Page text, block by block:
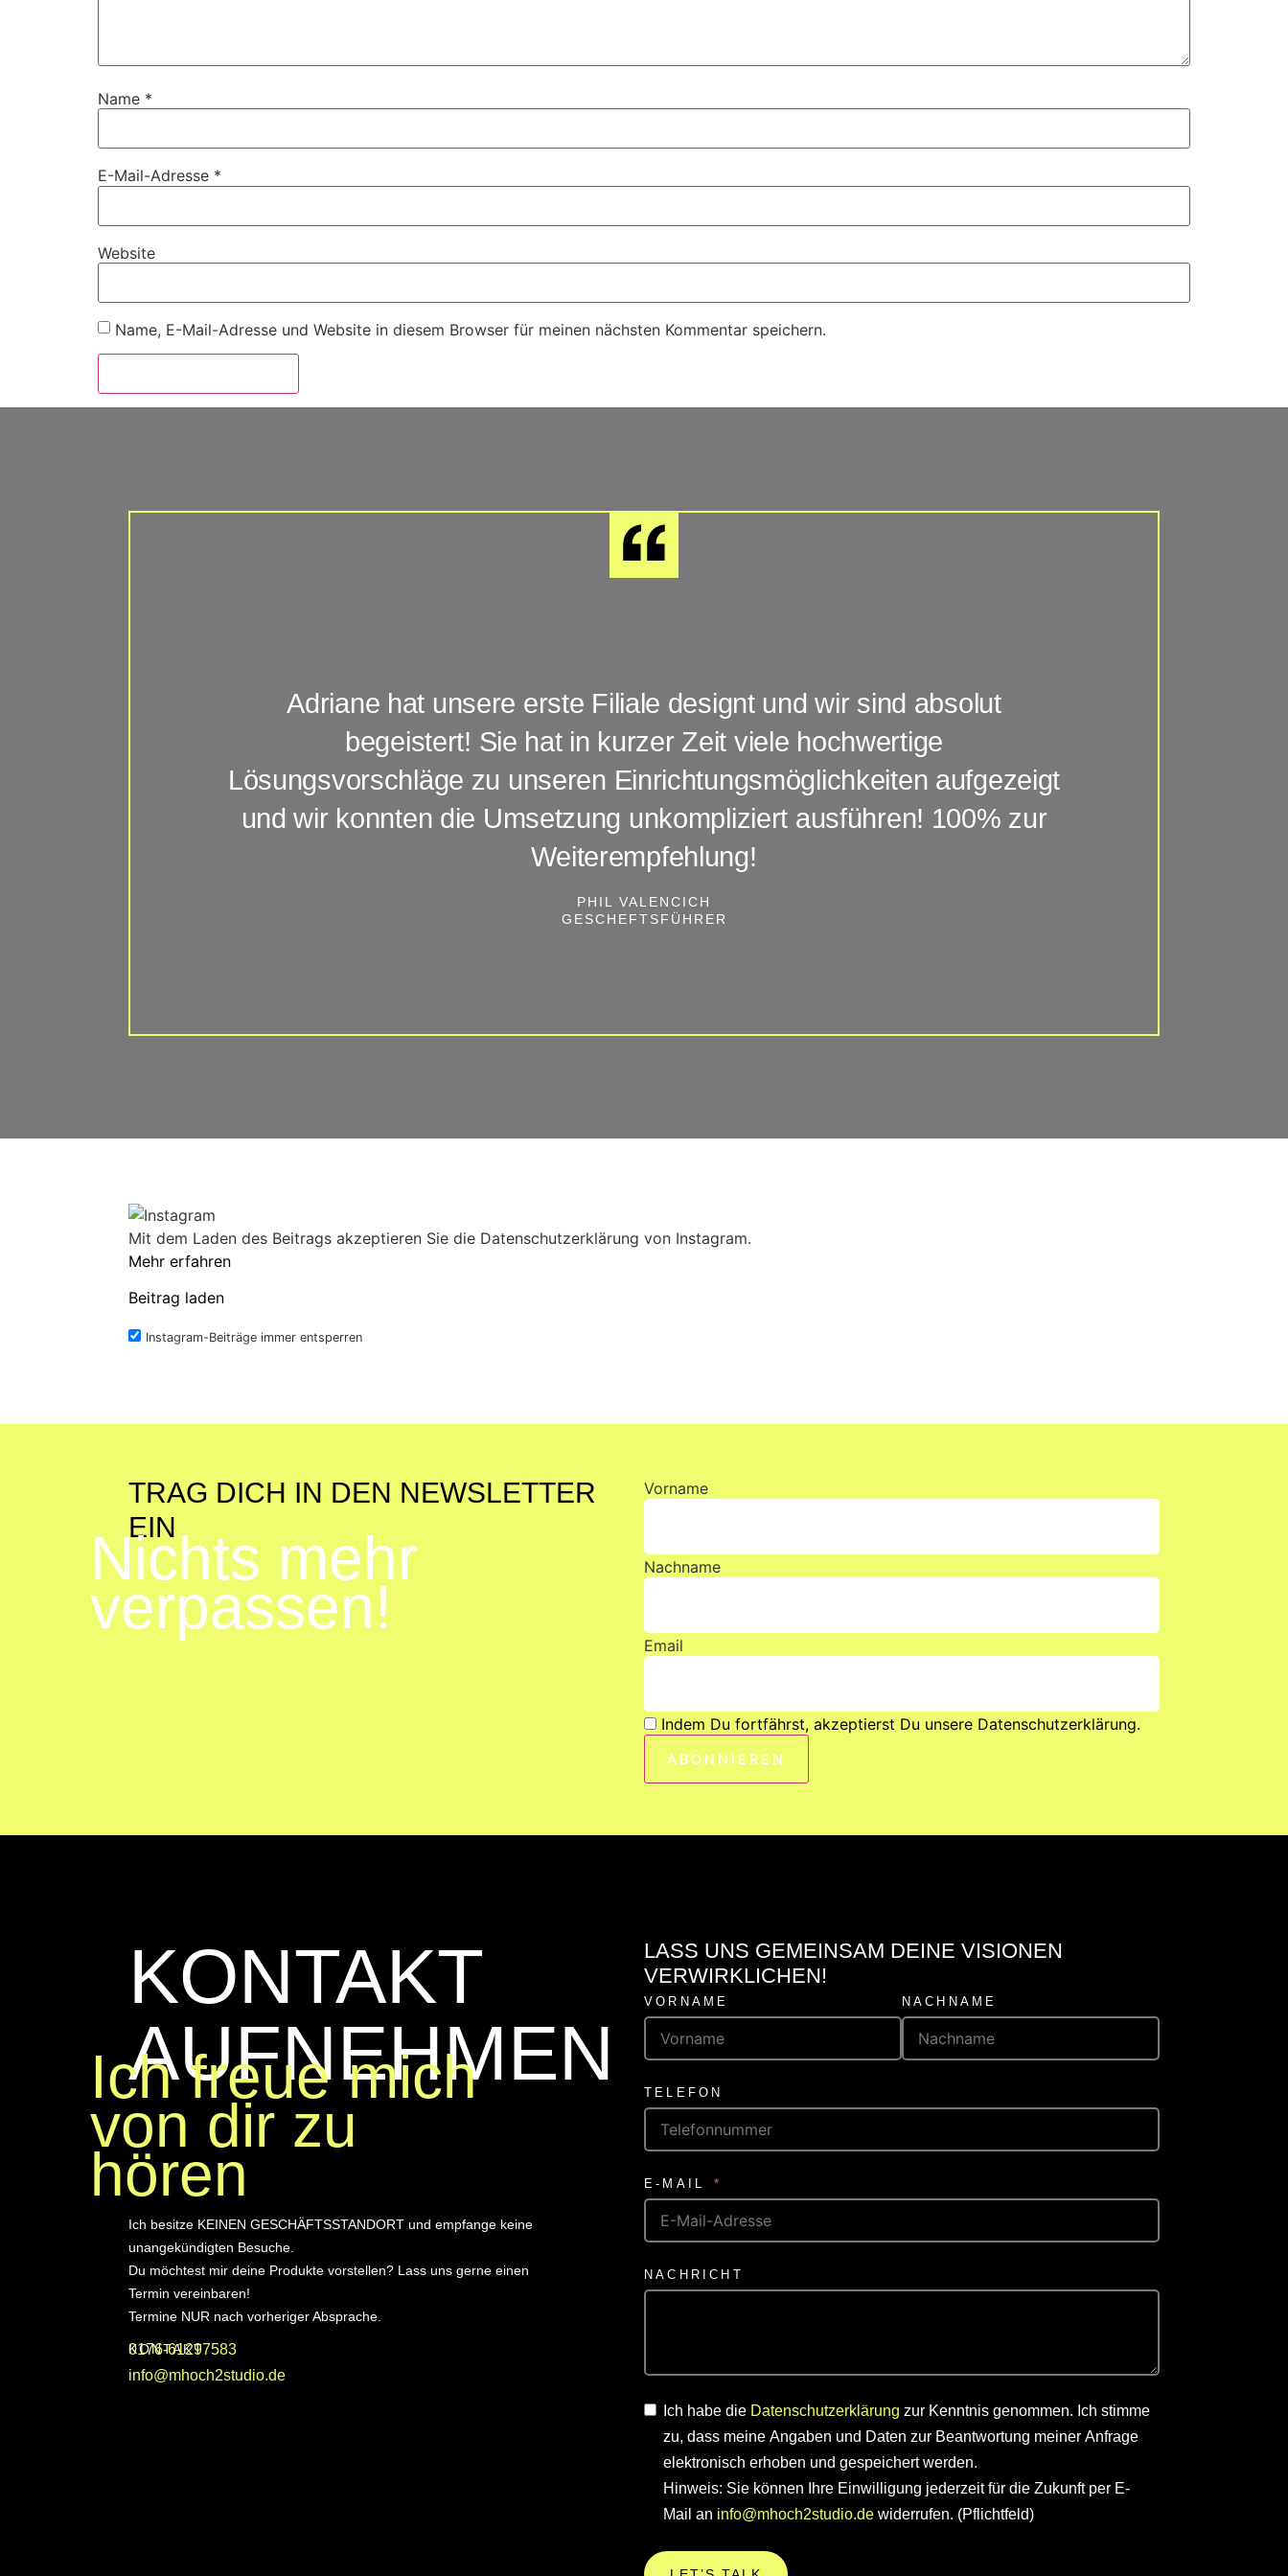
Name *
E-Mail-Adresse *
Website
Name, E-Mail-Adresse und Website in diesem Browser für meinen nächsten Kommentar speichern.
Adriane hat unsere erste Filiale designt und wir sind absolut
begeistert! Sie hat in kurzer Zeit viele hochwertige
Lösungsvorschläge zu unseren Einrichtungsmöglichkeiten aufgezeigt
und wir konnten die Umsetzung unkompliziert ausführen! 100% zur
Weiterempfehlung!
PHIL VALENCICH
GESCHEFTSFÜHRER
Mit dem Laden des Beitrags akzeptieren Sie die Datenschutzerklärung von Instagram.
Mehr erfahren
Beitrag laden
Instagram-Beiträge immer entsperren
TRAG DICH IN DEN NEWSLETTER
EIN
Nichts mehr
verpassen!
Vorname
Nachname
Email
Indem Du fortfährst, akzeptierst Du unsere Datenschutzerklärung.
KONTAKT
AUFNEHMEN
Ich freue mich
von dir zu
hören
Ich besitze KEINEN GESCHÄFTSSTANDORT und empfange keine
unangekündigten Besuche.
Du möchtest mir deine Produkte vorstellen? Lass uns gerne einen
Termin vereinbaren!
Termine NUR nach vorheriger Absprache.
KONTAKT
0176-61297583
info@mhoch2studio.de
LASS UNS GEMEINSAM DEINE VISIONEN
VERWIRKLICHEN!
VORNAME NACHNAME
TELEFON
E-MAIL
NACHRICHT
Ich habe die Datenschutzerklärung zur Kenntnis genommen. Ich stimme
zu, dass meine Angaben und Daten zur Beantwortung meiner Anfrage
elektronisch erhoben und gespeichert werden.
Hinweis: Sie können Ihre Einwilligung jederzeit für die Zukunft per E-
Mail an info@mhoch2studio.de widerrufen. (Pflichtfeld)